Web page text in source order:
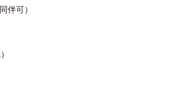
伴可）